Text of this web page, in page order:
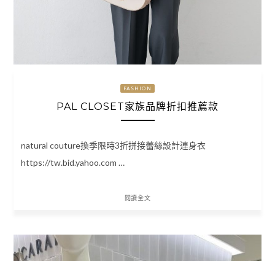
FASHION
PAL CLOSET家族品牌折扣推薦款
natural couture換季限時3折拼接蕾絲設計連身衣
https://tw.bid.yahoo.com …
閱讀全文